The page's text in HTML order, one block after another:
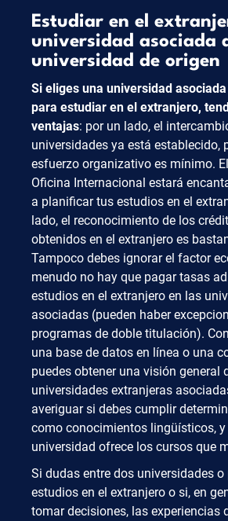
Estudiar en el
universidad asociada
universidad de origen
Si eliges una universidad
para estudiar en el extranjero,
ventajas: por un lado, el
universidades ya está establecido,
esfuerzo organizativo es mínimo.
Oficina Internacional estará
a planificar tus estudios en el
lado, el reconocimiento de los
obtenidos en el extranjero es
Tampoco debes ignorar el factor
menudo no hay que pagar tasas
estudios en el extranjero en las
asociadas (pueden haber
programas de doble titulación).
una base de datos en línea o una
puedes obtener una visión general
universidades extranjeras
averiguar si debes cumplir
como conocimientos lingüísticos, y
universidad ofrece los cursos que
Si dudas entre dos universidades
estudios en el extranjero o si, en
tomar decisiones, las experiencias